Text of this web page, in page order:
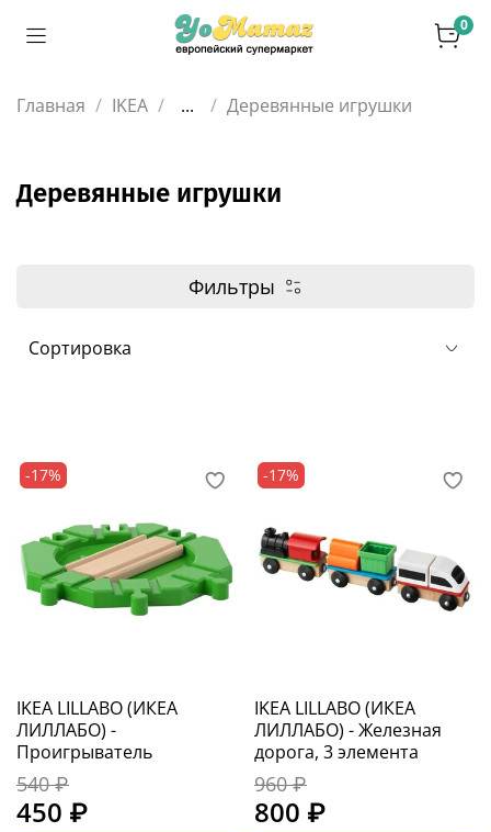
0
Главная IKEA ... Деревянные игрушки
Деревянные игрушки
Фильтры
-17%
IKEA LILLABO (ИКЕА
ЛИЛЛАБО) -
Проигрыватель
540 ₽
450 ₽
-17%
IKEA LILLABO (ИКЕА
ЛИЛЛАБО) - Железная
дорога, 3 элемента
960 ₽
800 ₽